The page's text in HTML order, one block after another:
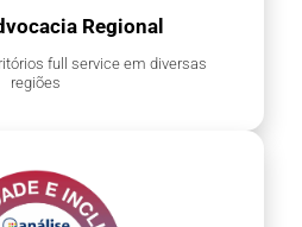
Regional
full service em diversas
regiões